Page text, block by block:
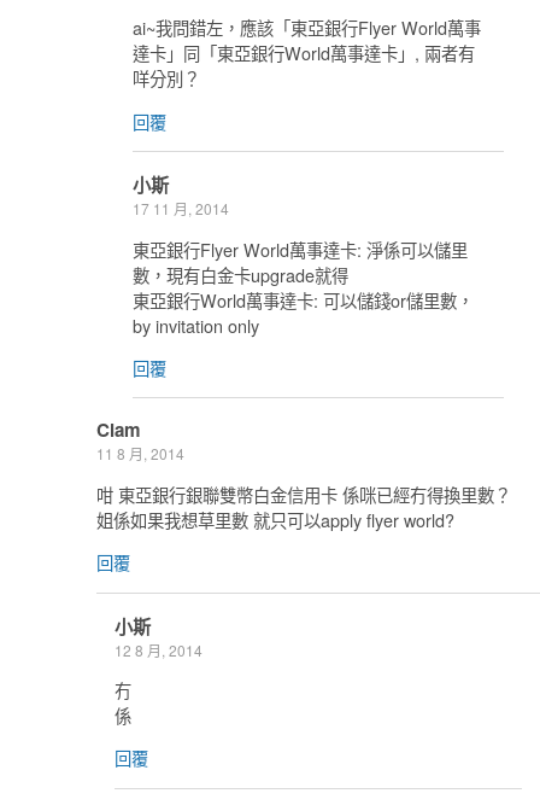
ai~我問錯左，應該「東亞銀行Flyer World萬事
達卡」同「東亞銀行World萬事達卡」, 兩者有
咩分別？
回覆
小斯
17 11 月, 2014
東亞銀行Flyer World萬事達卡: 淨係可以儲里
數，現有白金卡upgrade就得
東亞銀行World萬事達卡: 可以儲錢or儲里數，
by invitation only
回覆
Clam
11 8 月, 2014
咁 東亞銀行銀聯雙幣白金信用卡 係咪已經冇得換里數？
姐係如果我想草里數 就只可以apply flyer world?
回覆
小斯
12 8 月, 2014
冇
係
回覆